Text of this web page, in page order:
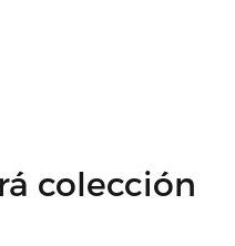
colección